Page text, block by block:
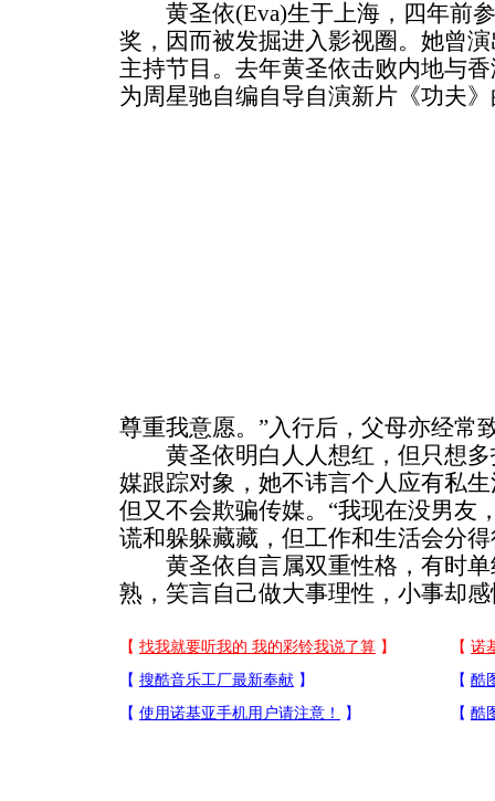
黄圣依(Eva)生于上海，四年前参
奖，因而被发掘进入影视圈。她曾
主持节目。去年黄圣依击败内地与
为周星驰自编自导自演新片《功夫
尊重我意愿。”入行后，父母亦经常
黄圣依明白人人想红，但只想多
媒跟踪对象，她不讳言个人应有私
但又不会欺骗传媒。“我现在没男友
谎和躲躲藏藏，但工作和生活会分
黄圣依自言属双重性格，有时单
熟，笑言自己做大事理性，小事却